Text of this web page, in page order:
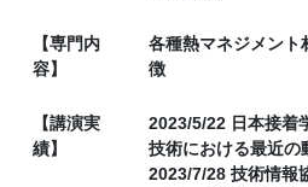
【専門内
容】
各種熱マネジメント
徴
【講演実
績】
2023/5/22 日本接着
技術における最近の
2023/7/28 技術情報